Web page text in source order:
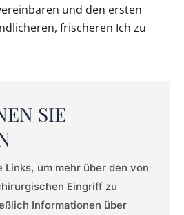
und den ersten
frischeren Ich zu
SIE
Links, um mehr über den von
Eingriff zu
Informationen über